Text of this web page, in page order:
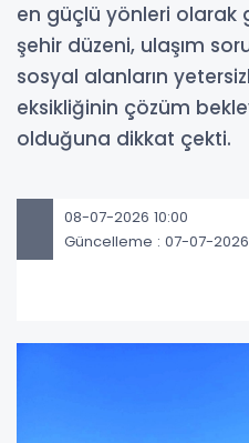
en güçlü yönleri olarak
şehir düzeni, ulaşım
sosyal alanların
eksikliğinin çözüm
olduğuna dikkat çekti.
08-07-2026 10:00
Güncelleme : 07-07-2026